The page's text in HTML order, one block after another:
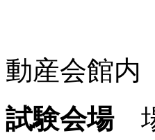
〒910-
動産会館内
試験会場場